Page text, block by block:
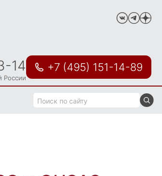
14
России
+7 (495) 151-14-89